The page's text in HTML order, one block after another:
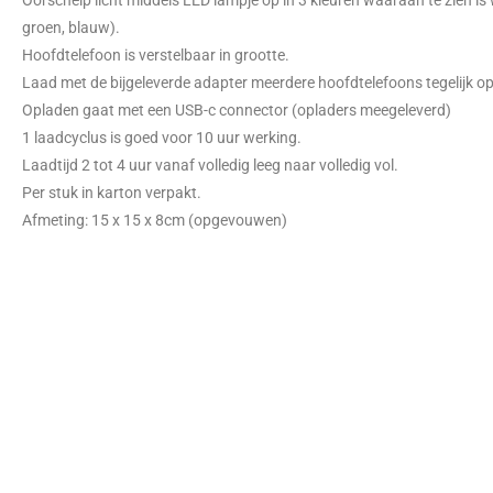
groen, blauw).
Hoofdtelefoon is verstelbaar in grootte.
Laad met de bijgeleverde adapter meerdere hoofdtelefoons tegelijk
Opladen gaat met een USB-c connector (opladers meegeleverd)
1 laadcyclus is goed voor 10 uur werking.
Laadtijd 2 tot 4 uur vanaf volledig leeg naar volledig vol.
Per stuk in karton verpakt.
Afmeting: 15 x 15 x 8cm (opgevouwen)